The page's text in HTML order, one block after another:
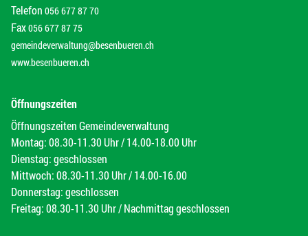
Telefon 056 677 87 70
Fax056 677 87 75
gemeindeverwaltung@besenbueren.ch
www.besenbueren.ch
Öffnungszeiten
Öffnungszeiten Gemeindeverwaltung
Montag: 08.30-11.30 Uhr / 14.00-18.00 Uhr
Dienstag: geschlossen
Mittwoch: 08.30-11.30 Uhr / 14.00-16.00
Donnerstag: geschlossen
Freitag: 08.30-11.30 Uhr / Nachmittag geschlossen